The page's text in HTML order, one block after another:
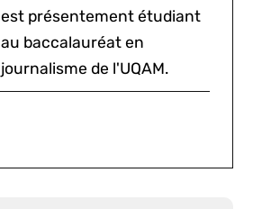
est présentement étudiant
au baccalauréat en
journalisme de l'UQAM.